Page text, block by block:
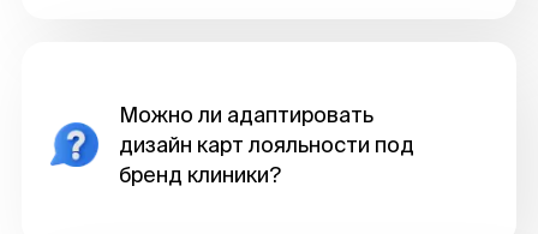
невозможно обойтись без
подобных продуктов»
Можно ли адаптировать
дизайн карт лояльности под
бренд клиники?